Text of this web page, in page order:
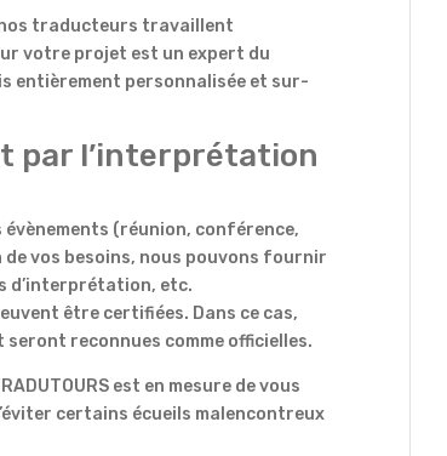
nos traducteurs travaillent
votre projet est un expert du
entièrement personnalisée et sur-
par l’interprétation
(réunion, conférence,
de vos besoins, nous pouvons fournir
d’interprétation, etc.
être certifiées. Dans ce cas,
reconnues comme officielles.
est en mesure de vous
certains écueils malencontreux